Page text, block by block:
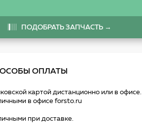
ПОДОБРАТЬ ЗАПЧАСТЬ →
ОПЛАТЫ
картой дистанционно или в офисе.
в офисе forsto.ru
при доставке.